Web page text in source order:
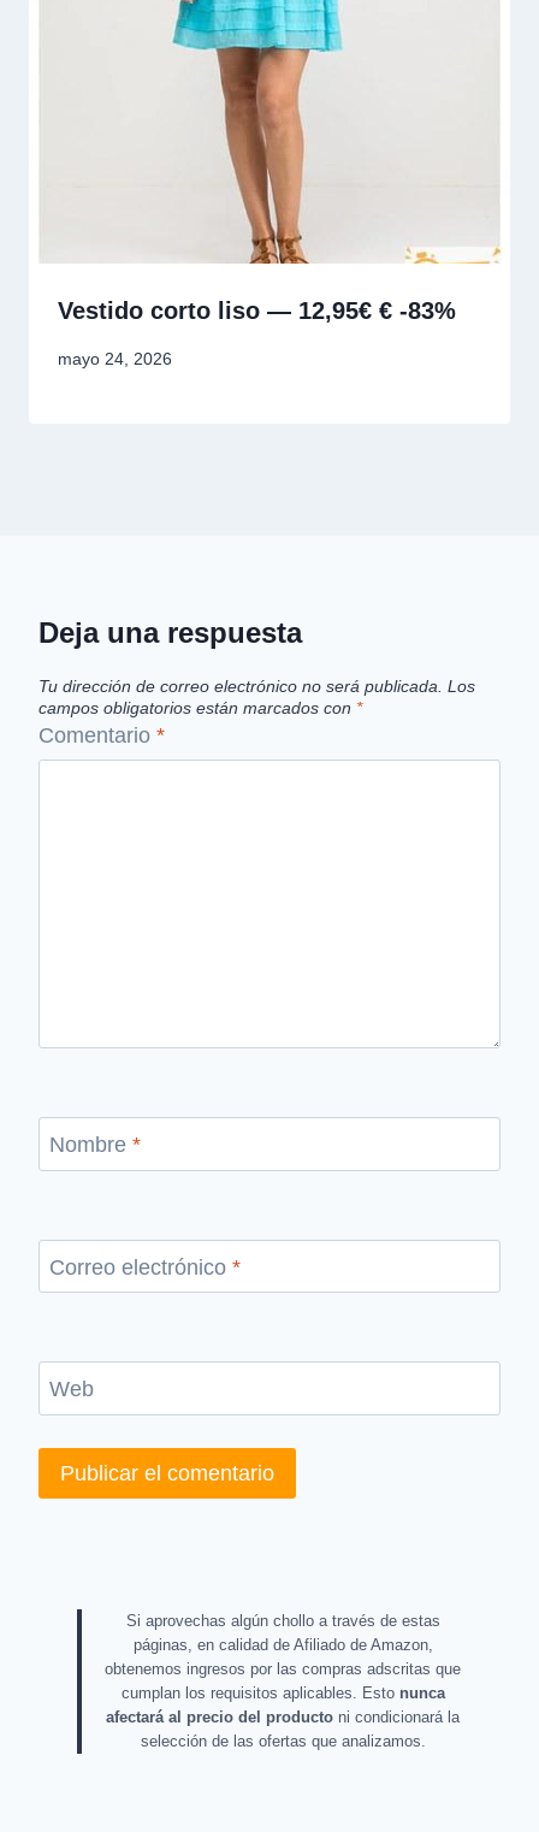
Vestido corto liso — 12,95€ € -83%
mayo 24, 2026
Deja una respuesta
Tu dirección de correo electrónico no será publicada. Los
campos obligatorios están marcados con *
Comentario *
Nombre *
Correo electrónico *
Web
Si aprovechas algún chollo a través de estas
páginas, en calidad de Afiliado de Amazon,
obtenemos ingresos por las compras adscritas que
cumplan los requisitos aplicables. Esto nunca
afectará al precio del producto ni condicionará la
selección de las ofertas que analizamos.